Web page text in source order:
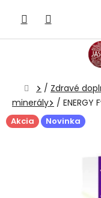
obsah
Domov
/ Zdravé
minerály
/
Akcia Novinka